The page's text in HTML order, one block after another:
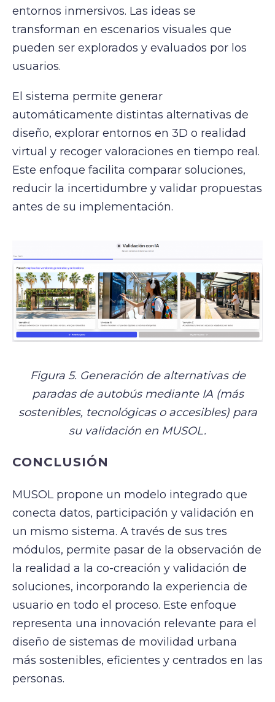
entornos inmersivos. Las ideas se
transforman en escenarios visuales que
pueden ser explorados y evaluados por los
usuarios.
El sistema permite generar
automáticamente distintas alternativas de
diseño, explorar entornos en 3D o realidad
virtual y recoger valoraciones en tiempo real.
Este enfoque facilita comparar soluciones,
reducir la incertidumbre y validar propuestas
antes de su implementación.
Figura 5. Generación de alternativas de
paradas de autobús mediante IA (más
sostenibles, tecnológicas o accesibles) para
su validación en MUSOL.
CONCLUSIÓN
MUSOL propone un modelo integrado que
conecta datos, participación y validación en
un mismo sistema. A través de sus tres
módulos, permite pasar de la observación de
la realidad a la co-creación y validación de
soluciones, incorporando la experiencia de
usuario en todo el proceso. Este enfoque
representa una innovación relevante para el
diseño de sistemas de movilidad urbana
más sostenibles, eficientes y centrados en las
personas.